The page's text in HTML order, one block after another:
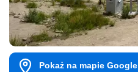
Pokaż na mapie Google